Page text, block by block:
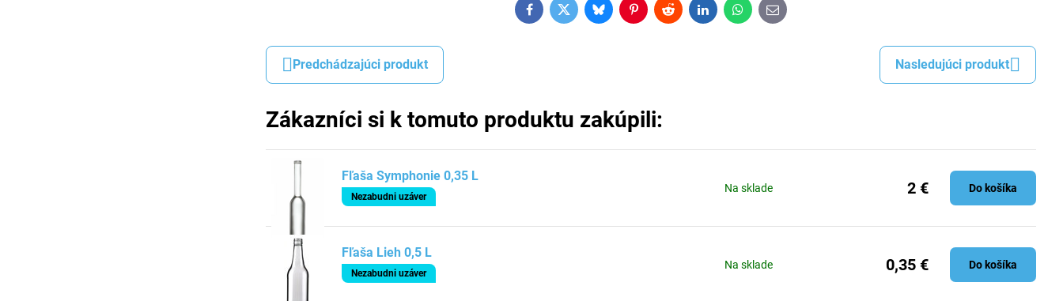
FacebookTwitterBlueskyPinterestRedditLinkedInWhatsApp
E-
mail
Predchádzajúci produkt Nasledujúci produkt
Zákazníci si k tomuto produktu zakúpili:
Fľaša Symphonie 0,35 L
Nezabudni uzáver
Na sklade 2 € Do košíka
Fľaša Lieh 0,5 L
Nezabudni uzáver
Na sklade 0,35 € Do košíka